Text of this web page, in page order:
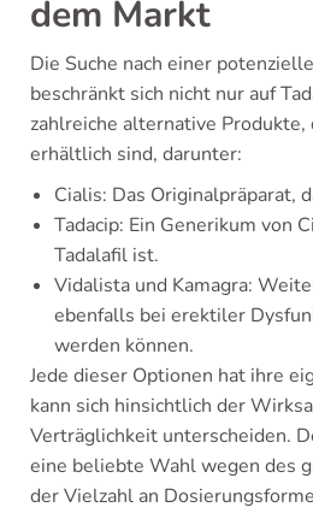
dem Markt
Die Suche nach einer
beschränkt sich nicht nur auf
zahlreiche alternative
erhältlich sind, darunter:
Cialis: Das Originalpräparat,
Tadacip: Ein Generikum von
Tadalafil ist.
Vidalista und Kamagra:
ebenfalls bei erektiler
werden können.
Jede dieser Optionen hat ihre
kann sich hinsichtlich der
Verträglichkeit unterscheiden.
eine beliebte Wahl wegen des
der Vielzahl an